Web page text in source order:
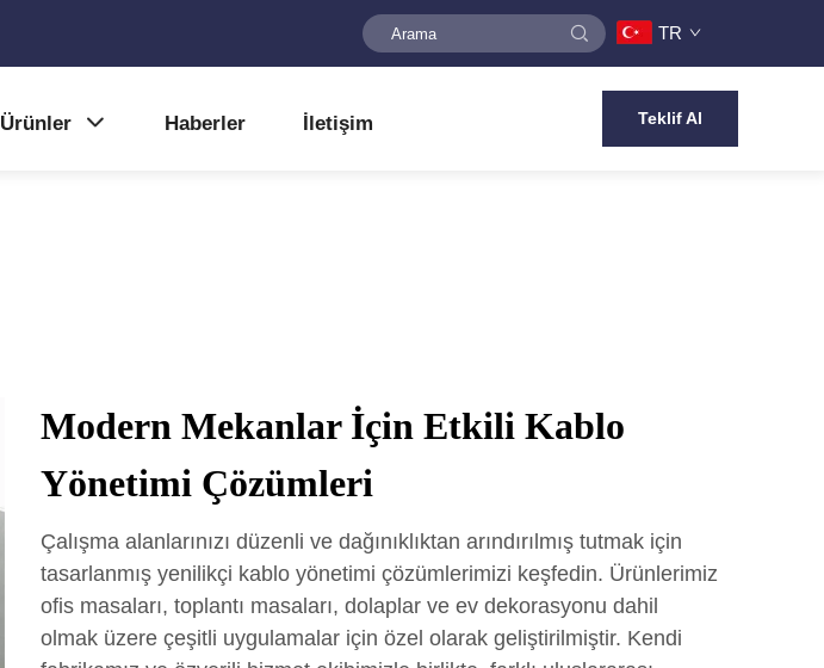
TR
Ürünler Haberler İletişim Teklif Al
Modern Mekanlar İçin Etkili Kablo
Yönetimi Çözümleri
Çalışma alanlarınızı düzenli ve dağınıklıktan arındırılmış tutmak için
tasarlanmış yenilikçi kablo yönetimi çözümlerimizi keşfedin. Ürünlerimiz
ofis masaları, toplantı masaları, dolaplar ve ev dekorasyonu dahil
olmak üzere çeşitli uygulamalar için özel olarak geliştirilmiştir. Kendi